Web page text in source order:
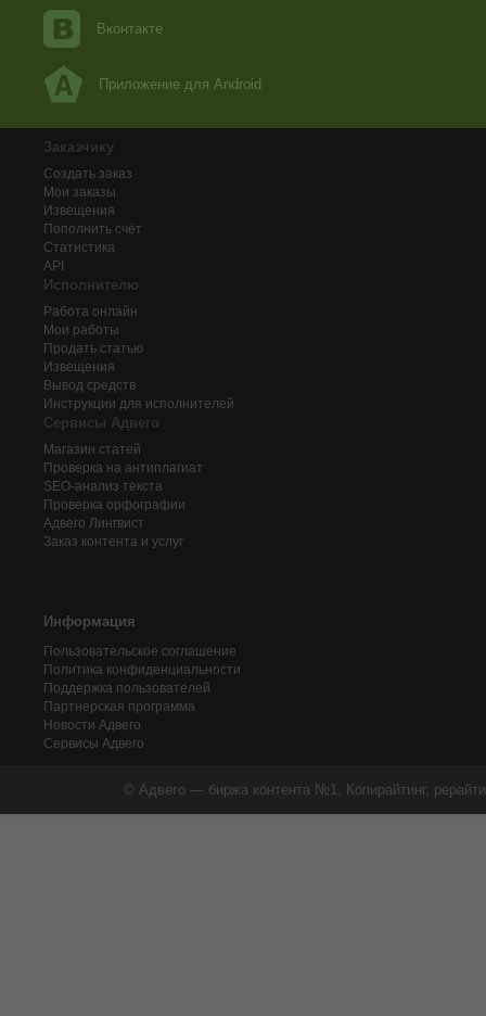
Вконтакте
Приложение для Android
Заказчику
Создать заказ
Мои заказы
Извещения
Пополнить счёт
Статистика
API
Исполнителю
Работа онлайн
Мои работы
Продать статью
Извещения
Вывод средств
Инструкции для исполнителей
Сервисы Адвего
Магазин статей
Проверка на антиплагиат
SEO-анализ текста
Проверка орфографии
Адвего Лингвист
Заказ контента и услуг
Информация
Пользовательское соглашение
Политика конфиденциальности
Поддержка пользователей
Партнерская программа
Новости Адвего
Сервисы Адвего
© Адвего — биржа контента №1. Копирайтинг,